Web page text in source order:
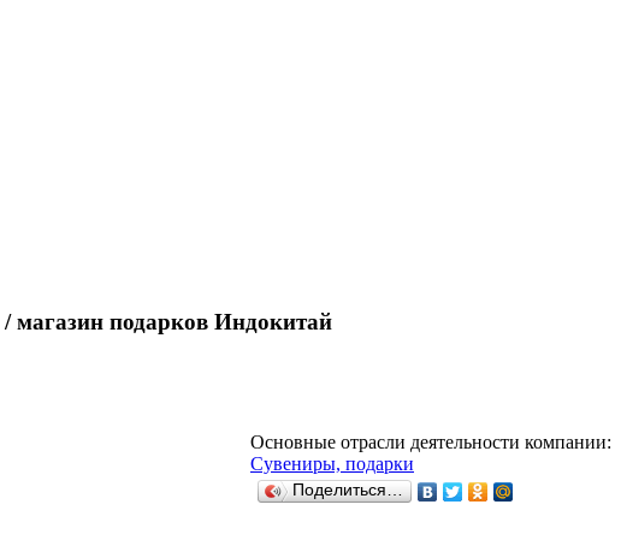
/ магазин подарков Индокитай
Основные отрасли деятельности компании:
Сувениры, подарки
Поделиться…